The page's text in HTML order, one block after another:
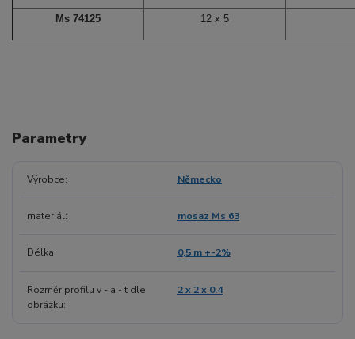
Ms 74125 12 x 5
Parametry
Výrobce Německo
materiál mosaz Ms 63
Délka 0,5 m +-2%
Rozměr profilu v - a - t dle
obrázku
2 x 2 x 0.4